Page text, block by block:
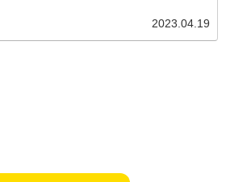
2023.04.19